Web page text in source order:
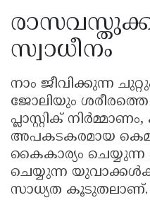
സ്വാധീനം
നാം ജീവിക്കുന്ന
ജോലിയും
പ്ലാസ്റ്റിക്
അപകടകരമായ
കൈകാര്യം ചെയ്യുന്ന
ചെയ്യുന്ന
സാധ്യത കൂടുതലാണ്.